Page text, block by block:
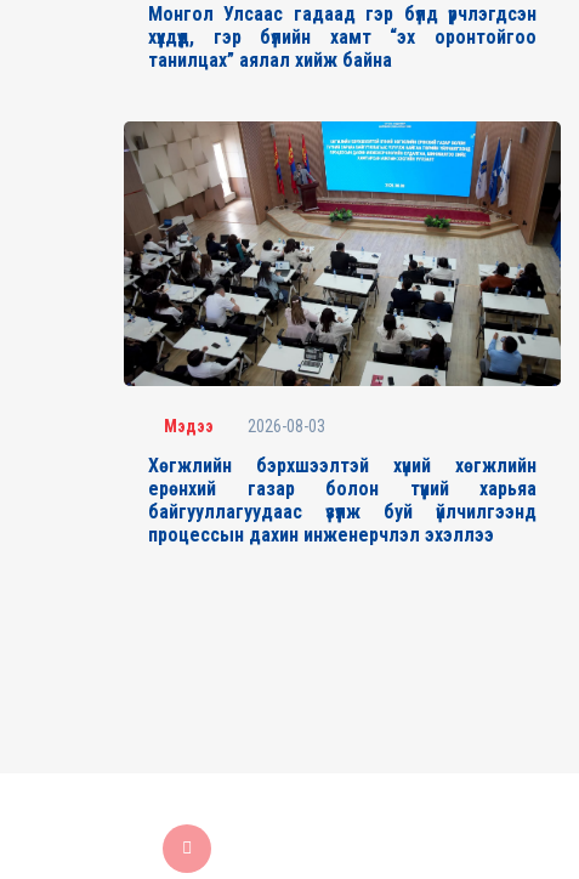
Монгол Улсаас гадаад гэр бүлд үрчлэгдсэн
хүүхдүүд, гэр бүлийн хамт “эх оронтойгоо
танилцах” аялал хийж байна
Мэдээ 2026-08-03
Хөгжлийн бэрхшээлтэй хүний хөгжлийн
ерөнхий газар болон түүний харьяа
байгууллагуудаас үзүүлж буй үйлчилгээнд
процессын дахин инженерчлэл эхэллээ